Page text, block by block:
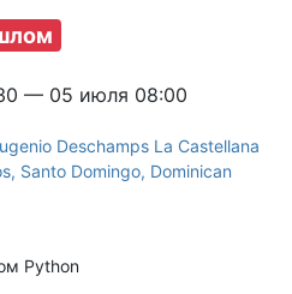
— 05 июля 08:00
Deschamps La Castellana
Santo Domingo, Dominican
Python